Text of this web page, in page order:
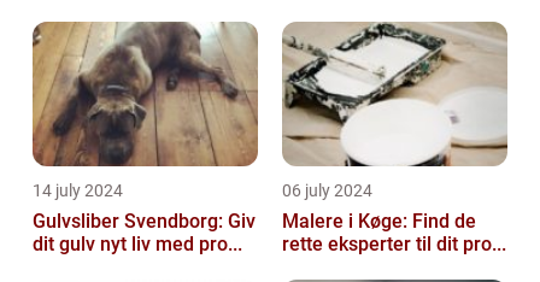
14 july 2024
Gulvsliber Svendborg: Giv
dit gulv nyt liv med pro...
06 july 2024
Malere i Køge: Find de
rette eksperter til dit pro...